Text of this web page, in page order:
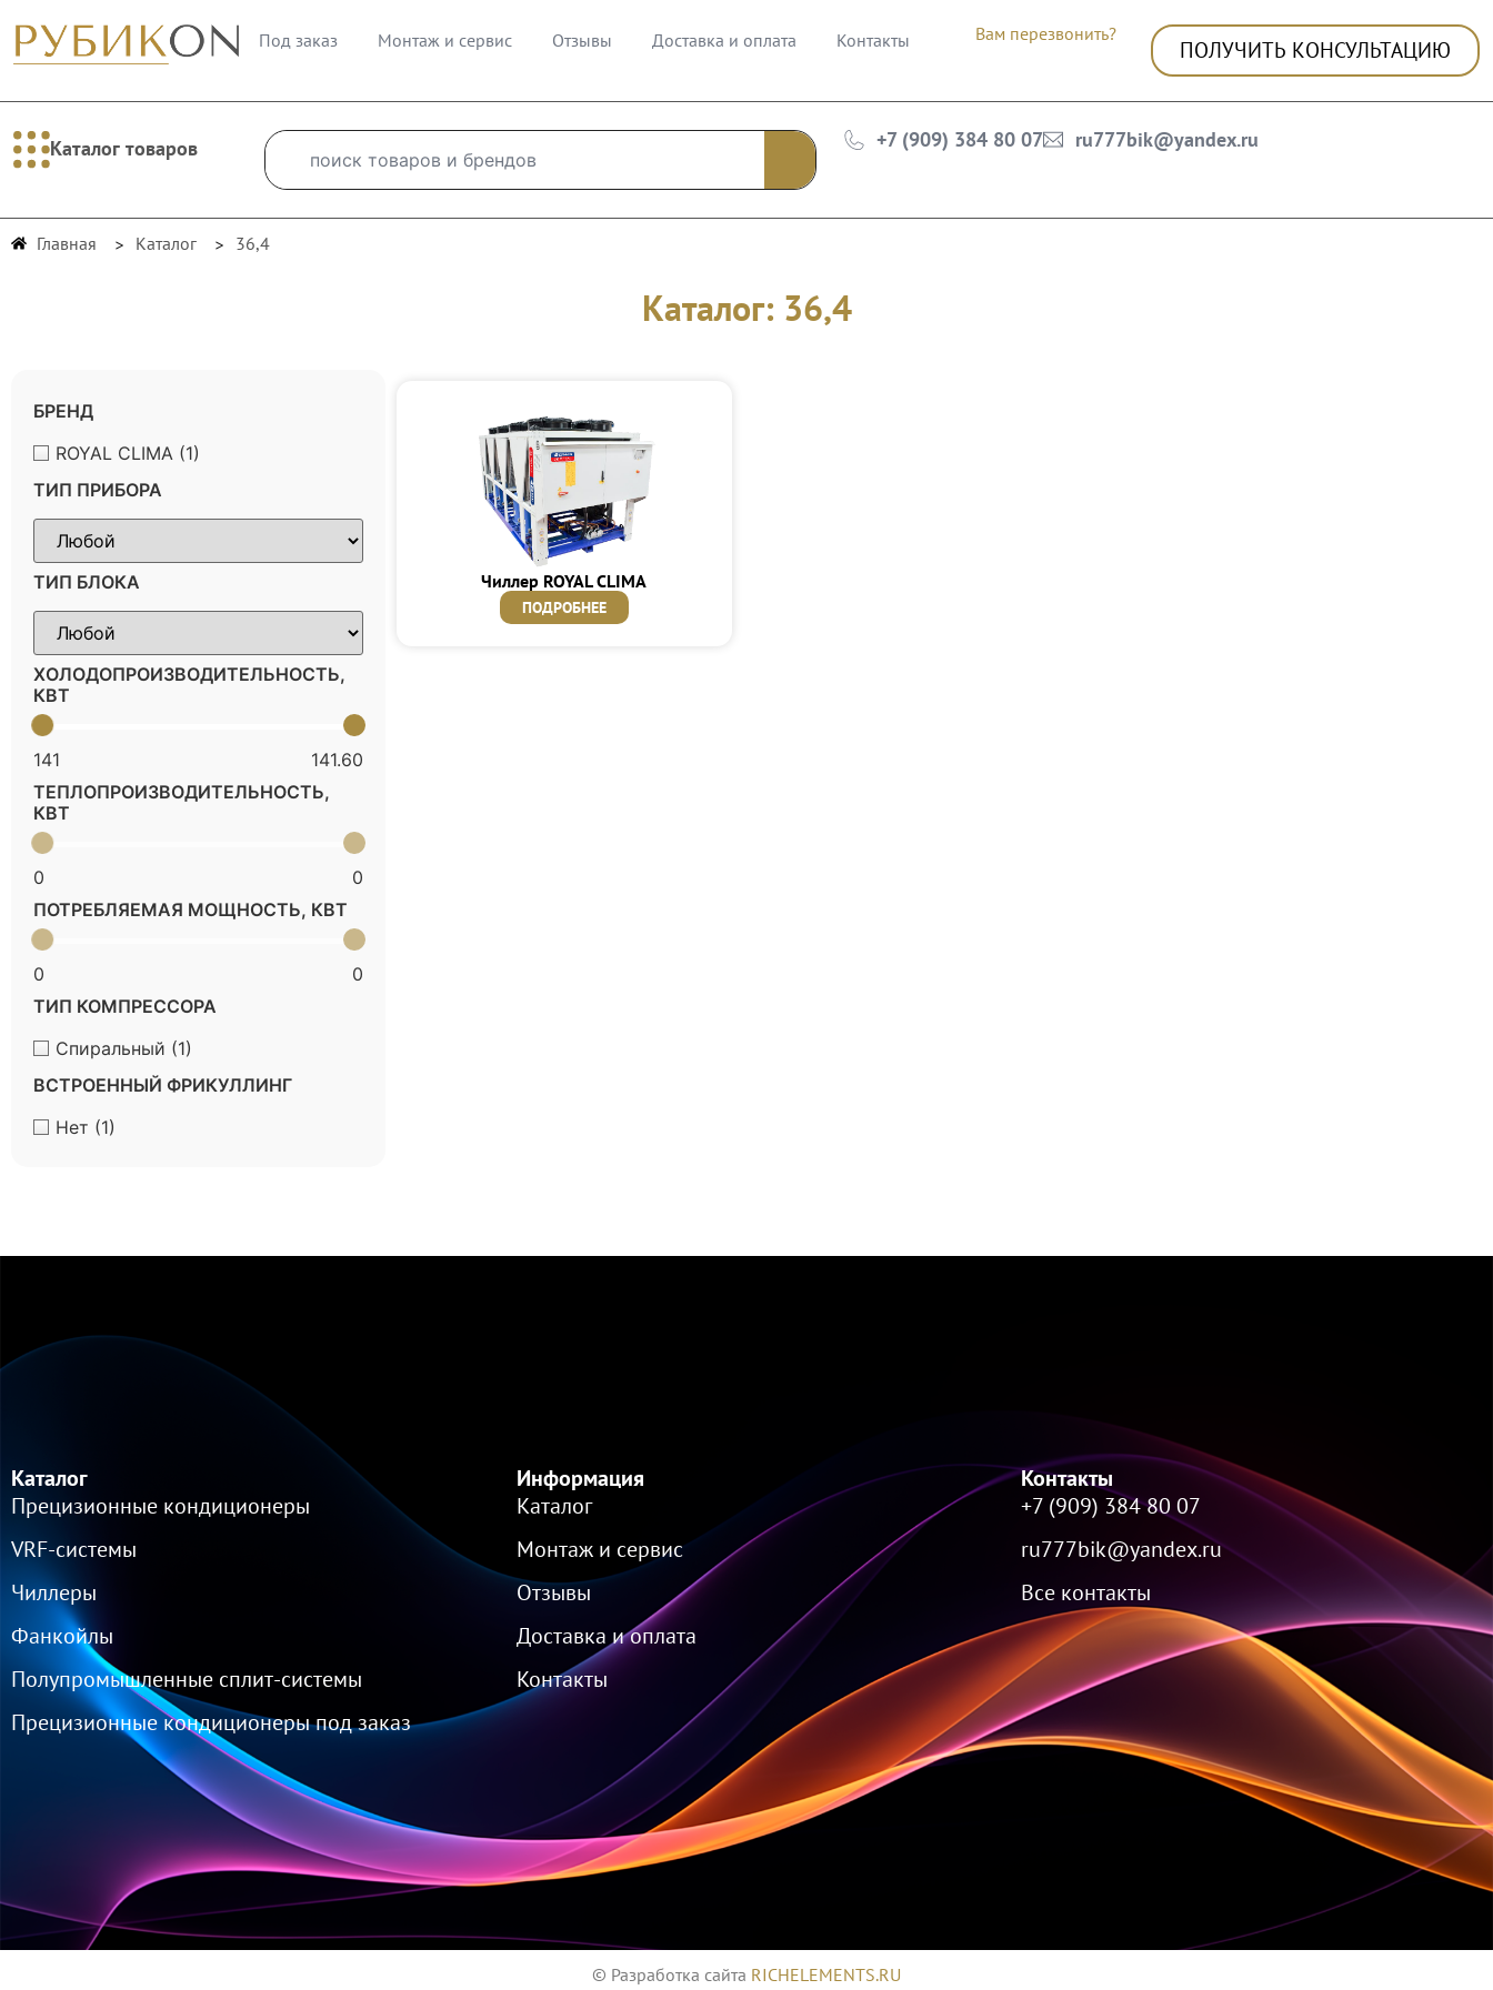
Под заказ Монтаж и сервис Отзывы Доставка и оплата Контакты Вам перезвонить?
ПОЛУЧИТЬ КОНСУЛЬТАЦИЮ
Каталог товаров +7 (909) 384 80 07 ru777bik@yandex.ru
Главная Каталог 36,4
Каталог: 36,4
БРЕНД
ROYAL CLIMA (1)
ТИП ПРИБОРА
ТИП БЛОКА
ХОЛОДОПРОИЗВОДИТЕЛЬНОСТЬ,
КВТ
141
141.60
ТЕПЛОПРОИЗВОДИТЕЛЬНОСТЬ,
КВТ
0
0
ПОТРЕБЛЯЕМАЯ МОЩНОСТЬ, КВТ
0
0
ТИП КОМПРЕССОРА
Спиральный (1)
ВСТРОЕННЫЙ ФРИКУЛЛИНГ
Нет (1)
Чиллер ROYAL CLIMA
ПОДРОБНЕЕ
Каталог
Прецизионные кондиционеры
VRF-cистемы
Чиллеры
Фанкойлы
Полупромышленные сплит-системы
Прецизионные кондиционеры под заказ
Информация
Каталог
Монтаж и сервис
Отзывы
Доставка и оплата
Контакты
Контакты
+7 (909) 384 80 07
ru777bik@yandex.ru
Все контакты
© Разработка сайта RICHELEMENTS.RU